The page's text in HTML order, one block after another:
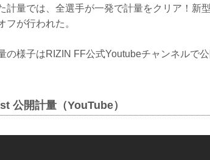
計量では、全選手が一発で計量をクリア！新
フが行われた。
の様子はRIZIN FF公式Youtubeチャンネルで
公開計量（YouTube）